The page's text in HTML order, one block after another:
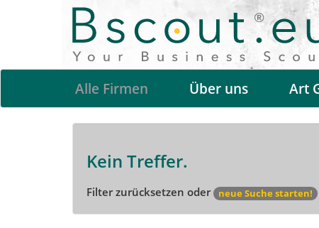
Alle Firmen Über uns Art
Kein Treffer.
Filter zurücksetzen oder neue Suche starten!